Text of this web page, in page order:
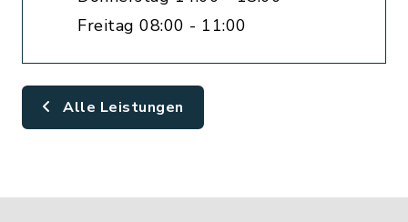
Freitag 08:00 - 11:00
Alle Leistungen